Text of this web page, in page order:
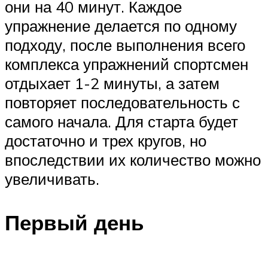
они на 40 минут. Каждое
упражнение делается по одному
подходу, после выполнения всего
комплекса упражнений спортсмен
отдыхает 1-2 минуты, а затем
повторяет последовательность с
самого начала. Для старта будет
достаточно и трех кругов, но
впоследствии их количество можно
увеличивать.
Первый день